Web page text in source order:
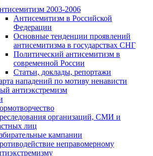
2003-2006
Антисемитизм в Российской
Федерации
Основные тенденции проявлений
антисемитизма в государствах СНГ
Политический антисемитизм в
современной России
Статьи, доклады, репортажи
нападений по мотиву ненависти
антиэкстремизм
организаций, СМИ и
лиц
кампании
неправомерному